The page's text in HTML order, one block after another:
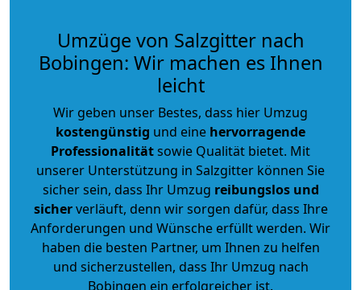
Umzüge von Salzgitter nach
Bobingen: Wir machen es Ihnen
leicht
Wir geben unser Bestes, dass hier Umzug
kostengünstig und eine hervorragende
Professionalitätsowie Qualität bietet. Mit
unserer Unterstützung in Salzgitter können Sie
sicher sein, dass Ihr Umzug reibungslos und
sicherverläuft, denn wir sorgen dafür, dass Ihre
Anforderungen und Wünsche erfüllt werden. Wir
haben die besten Partner, um Ihnen zu helfen
und sicherzustellen, dass Ihr Umzug nach
Bobingen ein erfolgreicher ist.